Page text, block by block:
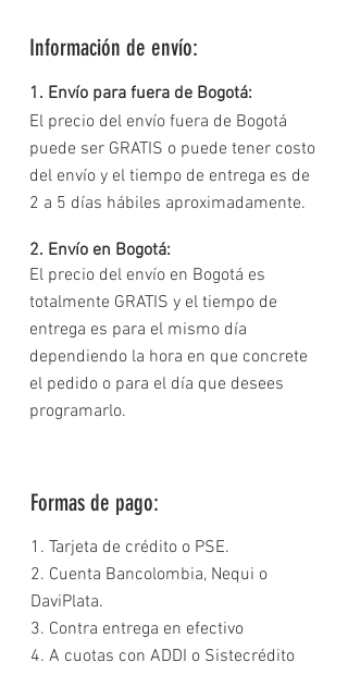
• Configure tipos de alerta como: Vibrar, sonar, vibrar y
* Incluye vidrio para pantalla del reloj
• Configuere hasta 3 tipos de Ringtone y hasta 3 sonidos
de notificaciones
• Configure el volúmen para Multimedia, Llamadas o
notificaciones
• Configure el brillo de la pantalla y el tiempo en que esta
• Desde la aplicación cambie el modo de monitoreo a:
Correr, ciclismo o caminar.
• En la App puedes hacer recordatorios sedentarios con
hora de finalización y ciclo de repetición.
• Cargador con puerto USB.
* La App de Whatsapp y Facebook en el reloj es funcional
únicamente para permitir que te lleguen las notificaciones
a tu celular.
Información de envío:
1. Envío para fuera de Bogotá:
El precio del envío fuera de Bogotá
puede ser GRATIS o puede tener costo
del envío y el tiempo de entrega es de
2 a 5 días hábiles aproximadamente.
2. Envío en Bogotá:
El precio del envío en Bogotá es
totalmente GRATIS y el tiempo de
entrega es para el mismo día
dependiendo la hora en que concrete
el pedido o para el día que desees
programarlo.
Formas de pago:
1. Tarjeta de crédito o PSE.
2. Cuenta Bancolombia, Nequi o
DaviPlata.
3. Contra entrega en efectivo
4. A cuotas con ADDI o Sistecrédito